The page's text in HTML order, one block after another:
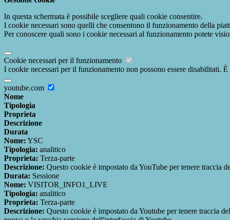
In questa schermata è possibile scegliere quali cookie consentire.
I cookie necessari sono quelli che consentono il funzionamento della
Per conoscere quali sono i cookie necessari al funzionamento potete
Cookie necessari per il funzionamento
I cookie necessari per il funzionamento non possono essere disabilitati.
youtube.com
Nome
Tipologia
Proprieta
Descrizione
Durata
Nome: YSC
Tipologia: analitico
Proprieta: Terza-parte
Descrizione: Questo cookie è impostato da YouTube per tenere traccia
Durata: Sessione
Nome: VISITOR_INFO1_LIVE
Tipologia: analitico
Proprieta: Terza-parte
Descrizione: Questo cookie è impostato da Youtube per tenere traccia